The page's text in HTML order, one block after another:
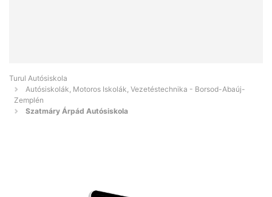
Turul Autósiskola
Autósiskolák, Motoros Iskolák, Vezetéstechnika - Borsod-Abaúj-
Zemplén
Szatmáry Árpád Autósiskola